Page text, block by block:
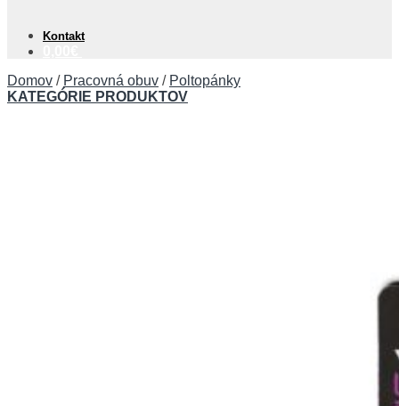
Kontakt
Domov / Pracovná obuv / Poltopánky
KATEGÓRIE PRODUKTOV